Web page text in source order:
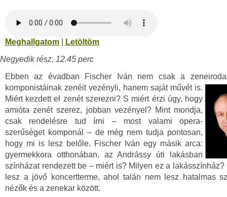
Meghallgatom
Letöltöm
Negyedik rész, 12.45 perc
Ebben az évadban Fischer Iván nem csak a
komponistáinak zenéit vezényli, hanem saját művét is.
Miért kezdett el zenét szerezni? S miért érzi úgy, hogy
amióta zenét szerez, jobban vezényel? Mint mondja,
csak rendelésre tud írni – most valami opera-
szerűséget komponál – de még nem tudja pontosan,
hogy mi is lesz belőle. Fischer Iván egy másik arca:
gyermekkora otthonában, az Andrássy úti lakásban
színházat rendezett be – miért is? Milyen ez a lakásszínház?
lesz a jövő koncertterme, ahol talán nem lesz hatalmas
nézők és a zenekar között.